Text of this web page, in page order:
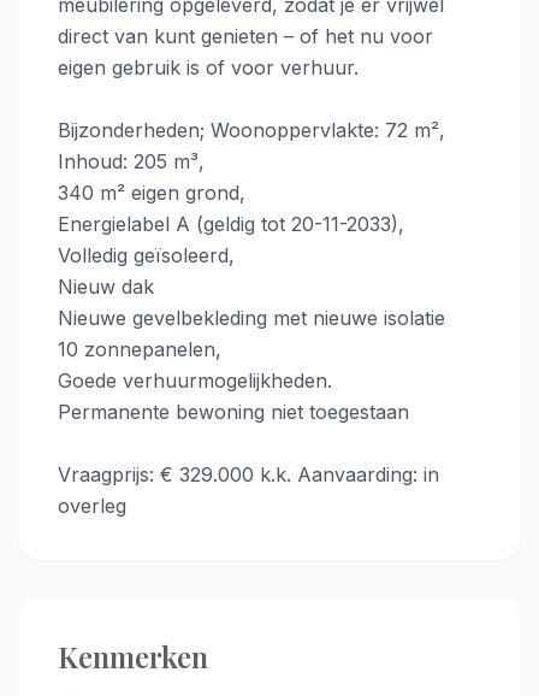
meubilering opgeleverd, zodat je er vrijwel
direct van kunt genieten – of het nu voor
eigen gebruik is of voor verhuur.
Bijzonderheden; Woonoppervlakte: 72 m²,
Inhoud: 205 m³,
340 m² eigen grond,
Energielabel A (geldig tot 20-11-2033),
Volledig geïsoleerd,
Nieuw dak
Nieuwe gevelbekleding met nieuwe isolatie
10 zonnepanelen,
Goede verhuurmogelijkheden.
Permanente bewoning niet toegestaan
Vraagprijs: € 329.000 k.k. Aanvaarding: in
overleg
Kenmerken